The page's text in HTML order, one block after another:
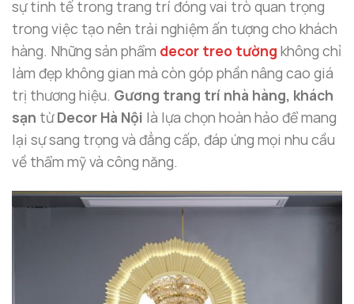
sự tinh tế trong trang trí đóng vai trò quan trọng
trong việc tạo nên trải nghiệm ấn tượng cho khách
hàng. Những sản phẩm decor treo tường không chỉ
làm đẹp không gian mà còn góp phần nâng cao giá
trị thương hiệu. Gương trang trí nhà hàng, khách
sạn từDecor Hà Nội là lựa chọn hoàn hảo để mang
lại sự sang trọng và đẳng cấp, đáp ứng mọi nhu cầu
về thẩm mỹ và công năng.